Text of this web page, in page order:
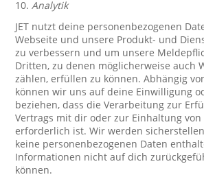
10.Analytik
JET nutzt deine personenbezogenen
Webseite und unsere Produkt- und
zu verbessern und um unsere
Dritten, zu denen möglicherweise auch
zählen, erfüllen zu können. Abhängig
können wir uns auf deine Einwilligung
beziehen, dass die Verarbeitung zur
Vertrags mit dir oder zur Einhaltung von
erforderlich ist. Wir werden
keine personenbezogenen Daten
Informationen nicht auf dich
können.